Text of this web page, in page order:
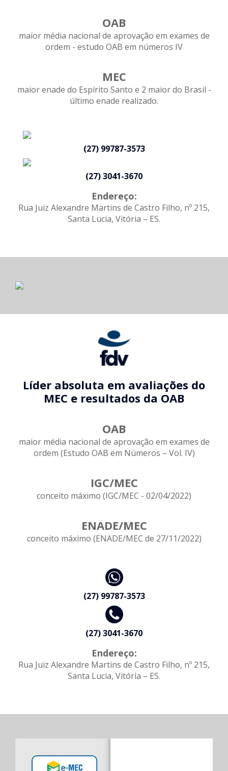
OAB
maior média nacional de aprovação em exames de
ordem - estudo OAB em números IV
MEC
maior enade do Espírito Santo e 2 maior do Brasil -
último enade realizado.
(27) 99787-3573
(27) 3041-3670
Endereço:
Rua Juiz Alexandre Martins de Castro Filho, nº 215,
Santa Lucia, Vitória – ES.
Líder absoluta em avaliações do
MEC e resultados da OAB
OAB
maior média nacional de aprovação em exames de
ordem (Estudo OAB em Números – Vol. IV)
IGC/MEC
conceito máximo (IGC/MEC - 02/04/2022)
ENADE/MEC
conceito máximo (ENADE/MEC de 27/11/2022)
(27) 99787-3573
(27) 3041-3670
Endereço:
Rua Juiz Alexandre Martins de Castro Filho, nº 215,
Santa Lucia, Vitória – ES.